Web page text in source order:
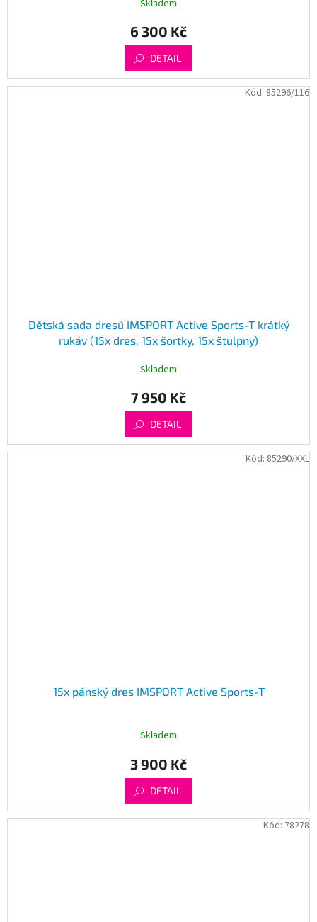
Skladem
6 300 Kč
DETAIL
Dětská sada dresů IMSPORT Active Sports-T krátký
rukáv (15x dres, 15x šortky, 15x štulpny)
Skladem
7 950 Kč
DETAIL
Kód: 85296/116
15x pánský dres IMSPORT Active Sports-T
Skladem
3 900 Kč
DETAIL
Kód: 85290/XXL
Kód: 78278